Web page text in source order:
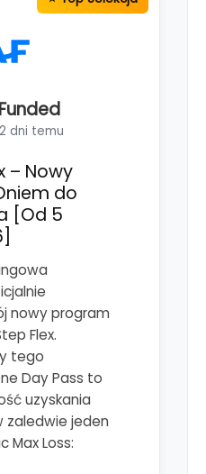
2 dni temu
– Nowy
do
[Od 5
nowy program
Flex.
tego
Day Pass to
uzyskania
zaledwie jeden
Max Loss: